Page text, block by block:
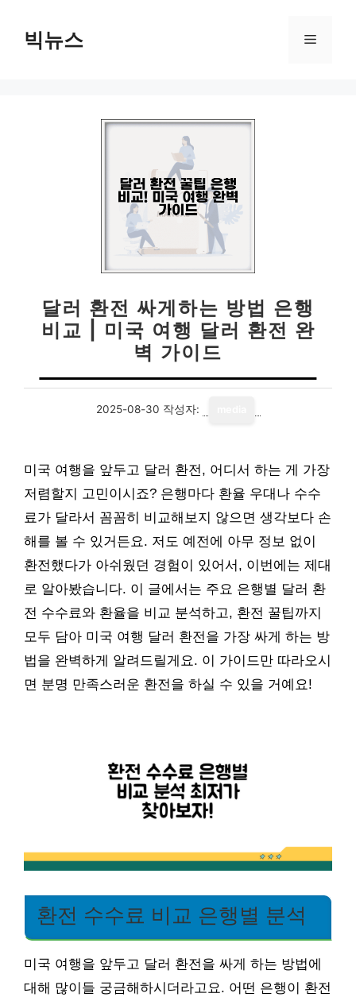
빅뉴스 메
달러 환전 싸게하는 방법 은행
비교 | 미국 여행 달러 환전 완
벽 가이드
2025-08-30 작성자:
미국 여행을 앞두고 달러 환전, 어디서 하는 게 가장
저렴할지 고민이시죠? 은행마다 환율 우대나 수수
료가 달라서 꼼꼼히 비교해보지 않으면 생각보다 손
해를 볼 수 있거든요. 저도 예전에 아무 정보 없이
환전했다가 아쉬웠던 경험이 있어서, 이번에는 제대
로 알아봤습니다. 이 글에서는 주요 은행별 달러 환
전 수수료와 환율을 비교 분석하고, 환전 꿀팁까지
모두 담아 미국 여행 달러 환전을 가장 싸게 하는 방
법을 완벽하게 알려드릴게요. 이 가이드만 따라오시
면 분명 만족스러운 환전을 하실 수 있을 거예요!
환전 수수료 비교 은행별 분석
미국 여행을 앞두고 달러 환전을 싸게 하는 방법에
대해 많이들 궁금해하시더라고요. 어떤 은행이 환전